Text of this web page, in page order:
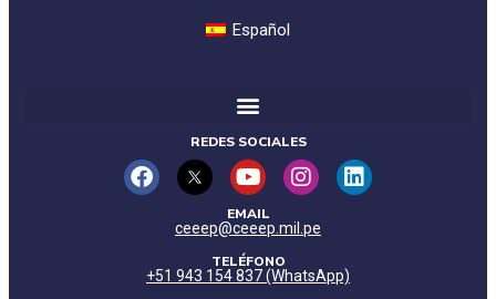
Español
REDES SOCIALES
EMAIL
ceeep@ceeep.mil.pe
TELÉFONO
+51 943 154 837 (WhatsApp)